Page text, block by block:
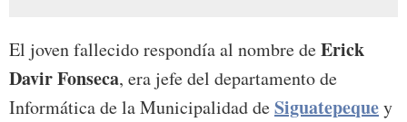
El joven fallecido respondía al nombre deErick
Davir Fonseca, era jefe del departamento de
Informática de la Municipalidad deSiguatepequey